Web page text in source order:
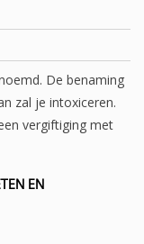
De benaming
zal je intoxiceren.
vergiftiging met
EN